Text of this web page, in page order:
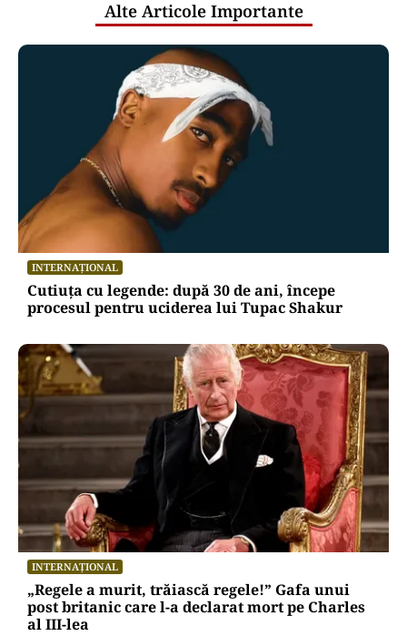
Alte Articole Importante
INTERNAȚIONAL
Cutiuța cu legende: după 30 de ani, începe
procesul pentru uciderea lui Tupac Shakur
INTERNAȚIONAL
„Regele a murit, trăiască regele!” Gafa unui
post britanic care l-a declarat mort pe Charles
al III-lea